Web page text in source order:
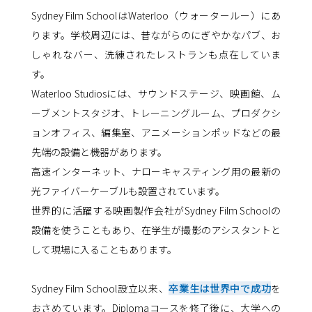
Sydney Film SchoolはWaterloo（ウォータールー）にあ
ります。学校周辺には、昔ながらのにぎやかなパブ、お
しゃれなバー、洗練されたレストランも点在していま
す。
Waterloo Studiosには、サウンドステージ、映画館、ム
ーブメントスタジオ、トレーニングルーム、プロダクシ
ョンオフィス、編集室、アニメーションポッドなどの最
先端の設備と機器があります。
高速インターネット、ナローキャスティング用の最新の
光ファイバーケーブルも設置されています。
世界的に活躍する映画製作会社がSydney Film Schoolの
設備を使うこともあり、在学生が撮影のアシスタントと
して現場に入ることもあります。
Sydney Film School設立以来、卒業生は世界中で成功を
おさめています。Diplomaコースを修了後に、大学への